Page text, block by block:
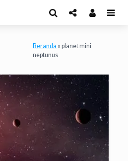
Beranda »planet mini
neptunus